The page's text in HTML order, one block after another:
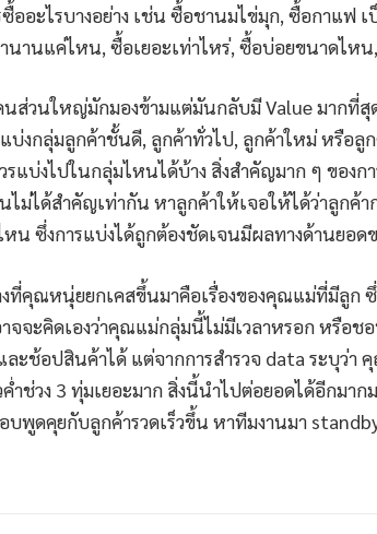
ออะไรบางอย่าง เช่น ซื้อชานมไข่มุก, ซื้อกาแฟ
นานแค่ไหน, ซื้อเยอะเท่าไหร่, ซื้อบ่อยขนาดไหน
ส่วนใหญ่มักมองข้ามแต่มันกลับมี Value มากที่สุ
บ่งกลุ่มลูกค้าชั้นดี, ลูกค้าทั่วไป, ลูกค้าใหม่ หรือลู
รแบ่งไปในกลุ่มไหนได้บ้าง สิ่งสำคัญมาก ๆ ของ
ไม่ได้สำคัญเท่ากัน หาลูกค้าให้เจอให้ได้ว่าลูกค้
ซึ่งการแบ่งได้ถูกต้องชัดเจนมีผลทางด้านยอดข
ที่คุณหนุ่ยยกเคสขึ้นมาคือเรื่องของคุณแม่ที่มีลูก
จะคิดเองว่าคุณแม่กลุ่มนี้ไม่มีเวลาหรอก หรือช
และช้อปสินค้าได้ แต่จากการสำรวจ data ระบุว่
ช่วง 3 ทุ่มเยอะมาก สิ่งนี้นำไปต่อยอดได้อีกมาก
บพูดคุยกับลูกค้ารวดเร็วขึ้น หาทีมงานมา